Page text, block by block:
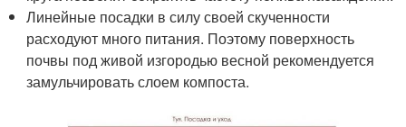
Линейные посадки в силу своей скученности
расходуют много питания. Поэтому поверхность
почвы под живой изгородью весной рекомендуется
замульчировать слоем компоста.